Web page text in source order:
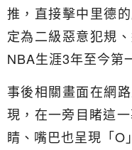
推，直接擊中里德
定為二級惡意犯規
NBA生涯3年至今第
事後相關畫面在網
現，在一旁目睹這
睛、嘴巴也呈現「O